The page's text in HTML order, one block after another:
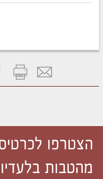
הצטרפו
מהטבות